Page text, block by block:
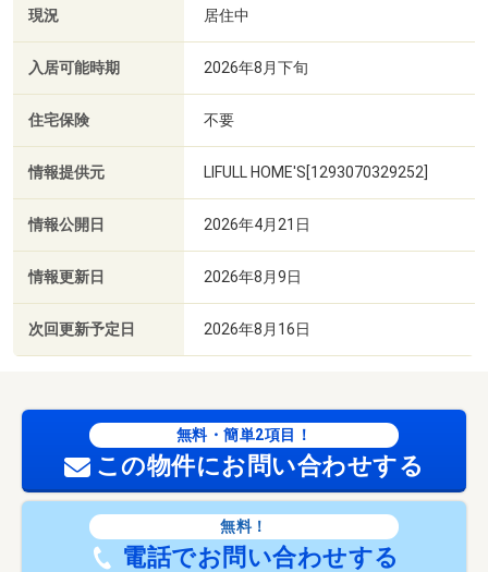
現況 居住中
入居可能時期 2026年8月下旬
住宅保険 不要
情報提供元 LIFULL HOME'S[1293070329252]
情報公開日 2026年4月21日
情報更新日 2026年8月9日
次回更新予定日 2026年8月16日
無料・簡単2項目！
この物件にお問い合わせする
無料！
電話でお問い合わせする